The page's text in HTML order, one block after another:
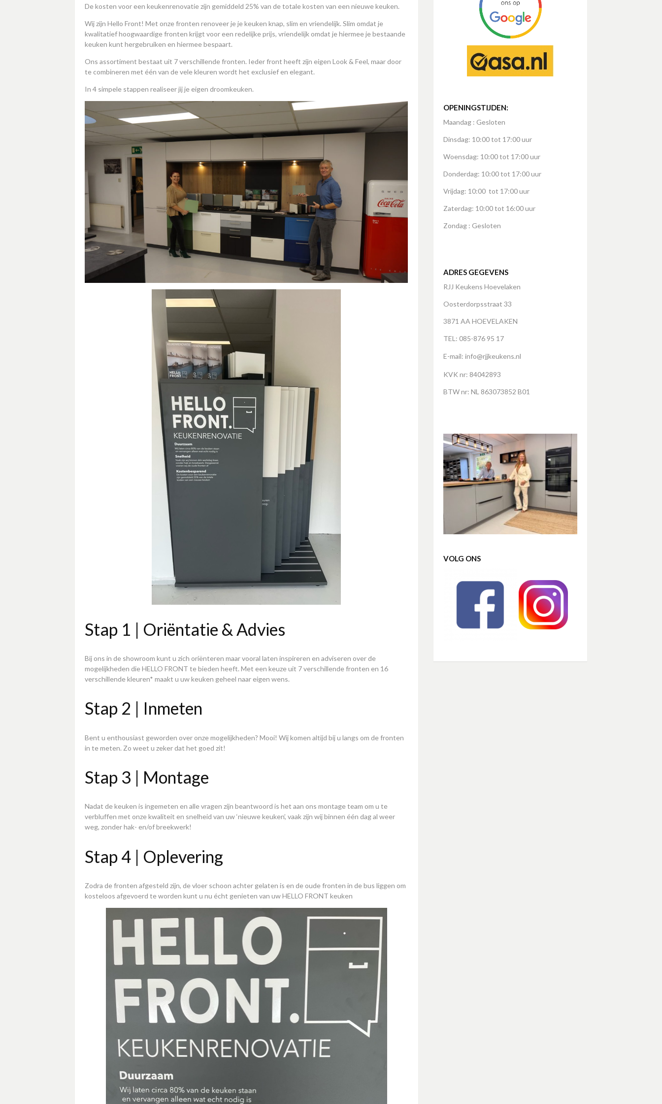
De kosten voor een keukenrenovatie zijn gemiddeld 25% van de totale kosten van een nieuwe keuken.
Wij zijn Hello Front! Met onze fronten renoveer je je keuken knap, slim en vriendelijk. Slim omdat je
kwalitatief hoogwaardige fronten krijgt voor een redelijke prijs, vriendelijk omdat je hiermee je bestaande
keuken kunt hergebruiken en hiermee bespaart.
Ons assortiment bestaat uit 7 verschillende fronten. Ieder front heeft zijn eigen Look & Feel, maar door
te combineren met één van de vele kleuren wordt het exclusief en elegant.
In 4 simpele stappen realiseer jij je eigen droomkeuken.
Stap 1 | Oriëntatie & Advies
Bij ons in de showroom kunt u zich oriënteren maar vooral laten inspireren en adviseren over de
mogelijkheden die HELLO FRONT te bieden heeft. Met een keuze uit 7 verschillende fronten en 16
verschillende kleuren* maakt u uw keuken geheel naar eigen wens.
Stap 2 | Inmeten
Bent u enthousiast geworden over onze mogelijkheden? Mooi! Wij komen altijd bij u langs om de fronten
in te meten. Zo weet u zeker dat het goed zit!
Stap 3 | Montage
Nadat de keuken is ingemeten en alle vragen zijn beantwoord is het aan ons montage team om u te
verbluffen met onze kwaliteit en snelheid van uw ‘nieuwe keuken’, vaak zijn wij binnen één dag al weer
weg, zonder hak- en/of breekwerk!
Stap 4 | Oplevering
Zodra de fronten afgesteld zijn, de vloer schoon achter gelaten is en de oude fronten in de bus liggen om
kosteloos afgevoerd te worden kunt u nu écht genieten van uw HELLO FRONT keuken
OPENINGSTIJDEN:
Maandag : Gesloten
Dinsdag: 10:00 tot 17:00 uur
Woensdag: 10:00 tot 17:00 uur
Donderdag: 10:00 tot 17:00 uur
Vrijdag: 10:00 tot 17:00 uur
Zaterdag: 10:00 tot 16:00 uur
Zondag : Gesloten
ADRES GEGEVENS
RJJ Keukens Hoevelaken
Oosterdorpsstraat 33
3871 AA HOEVELAKEN
TEL: 085-876 95 17
E-mail: info@rjjkeukens.nl
KVK nr: 84042893
BTW nr: NL 863073852 B01
VOLG ONS